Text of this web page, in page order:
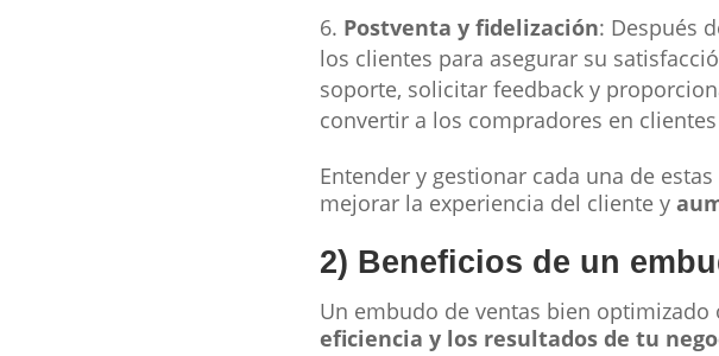
Postventa y fidelización: Después
los clientes para asegurar su
soporte, solicitar feedback y
convertir a los compradores en
Entender y gestionar cada una de
mejorar la experiencia del cliente y
2) Beneficios de un
Un embudo de ventas bien
eficiencia y los resultados de tu